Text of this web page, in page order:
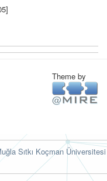
Theme by
Sıtkı Koçman Üniversitesi